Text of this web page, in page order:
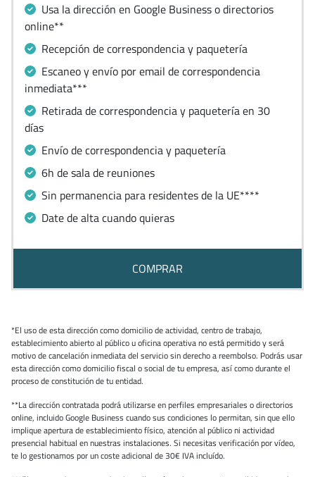
Usa la dirección en Google Business o directorios
online**
Recepción de correspondencia y paquetería
Escaneo y envío por email de correspondencia
inmediata***
Retirada de correspondencia y paquetería en 30
días
Envío de correspondencia y paquetería
6h de sala de reuniones
Sin permanencia para residentes de la UE****
Date de alta cuando quieras
COMPRAR
*El uso de esta dirección como domicilio de actividad, centro de trabajo,
establecimiento abierto al público u oficina operativa no está permitido y será
motivo de cancelación inmediata del servicio sin derecho a reembolso. Podrás usar
esta dirección como domicilio fiscal o social de tu empresa, así como durante el
proceso de constitución de tu entidad.
**La dirección contratada podrá utilizarse en perfiles empresariales o directorios
online, incluido Google Business cuando sus condiciones lo permitan, sin que ello
implique apertura de establecimiento físico, atención al público ni actividad
presencial habitual en nuestras instalaciones. Si necesitas verificación por vídeo,
te lo gestionamos por un coste adicional de 30€ IVA incluído.